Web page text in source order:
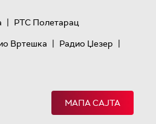
| РТС Полетарац
Вртешка | Радио Џезер |
МАПА САЈТА